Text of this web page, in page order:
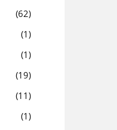
62
1
1
19
11
1